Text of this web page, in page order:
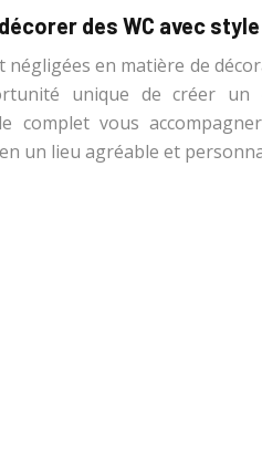
des WC avec
négligées en matière de
unique de créer un
complet vous
un lieu agréable et